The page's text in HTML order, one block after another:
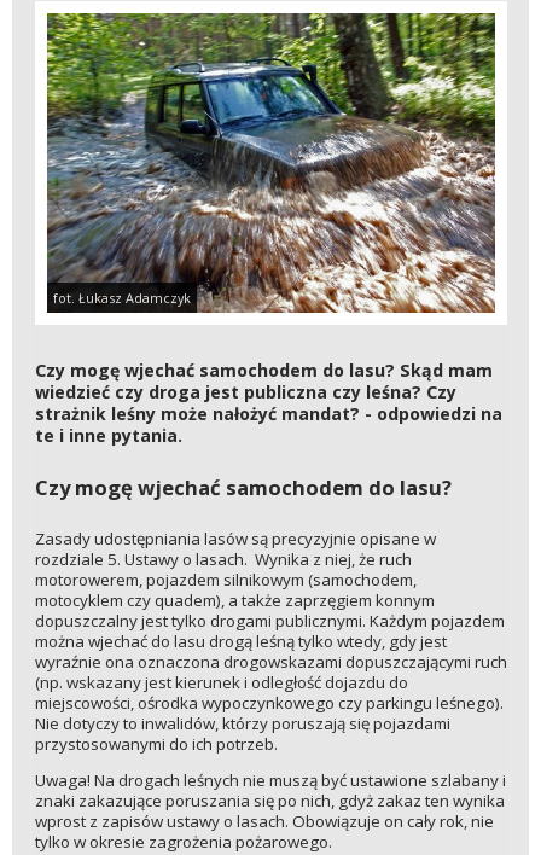
fot. Łukasz Adamczyk
Czy mogę wjechać samochodem do lasu? Skąd mam
wiedzieć czy droga jest publiczna czy leśna? Czy
strażnik leśny może nałożyć mandat? - odpowiedzi na
te i inne pytania.
Czy mogę wjechać samochodem do lasu?
Zasady udostępniania lasów są precyzyjnie opisane w
rozdziale 5. Ustawy o lasach. Wynika z niej, że ruch
motorowerem, pojazdem silnikowym (samochodem,
motocyklem czy quadem), a także zaprzęgiem konnym
dopuszczalny jest tylko drogami publicznymi. Każdym pojazdem
można wjechać do lasu drogą leśną tylko wtedy, gdy jest
wyraźnie ona oznaczona drogowskazami dopuszczającymi ruch
(np. wskazany jest kierunek i odległość dojazdu do
miejscowości, ośrodka wypoczynkowego czy parkingu leśnego).
Nie dotyczy to inwalidów, którzy poruszają się pojazdami
przystosowanymi do ich potrzeb.
Uwaga! Na drogach leśnych nie muszą być ustawione szlabany i
znaki zakazujące poruszania się po nich, gdyż zakaz ten wynika
wprost z zapisów ustawy o lasach. Obowiązuje on cały rok, nie
tylko w okresie zagrożenia pożarowego.